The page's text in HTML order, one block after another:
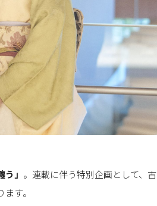
う 」 。連載に伴う特別企画として、古
す。